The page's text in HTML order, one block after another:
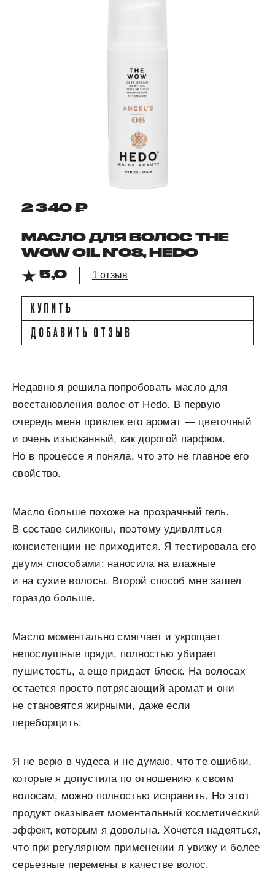
2 340 ₽
МАСЛО ДЛЯ ВОЛОС THE
WOW OIL N'08, HEDO
5,0
1 отзыв
КУПИТЬ
ДОБАВИТЬ ОТЗЫВ
Недавно я решила попробовать масло для
восстановления волос от Hedo. В первую
очередь меня привлек его аромат — цветочный
и очень изысканный, как дорогой парфюм.
Но в процессе я поняла, что это не главное его
свойство.
Масло больше похоже на прозрачный гель.
В составе силиконы, поэтому удивляться
консистенции не приходится. Я тестировала его
двумя способами: наносила на влажные
и на сухие волосы. Второй способ мне зашел
гораздо больше.
Масло моментально смягчает и укрощает
непослушные пряди, полностью убирает
пушистость, а еще придает блеск. На волосах
остается просто потрясающий аромат и они
не становятся жирными, даже если
переборщить.
Я не верю в чудеса и не думаю, что те ошибки,
которые я допустила по отношению к своим
волосам, можно полностью исправить. Но этот
продукт оказывает моментальный косметический
эффект, которым я довольна. Хочется надеяться,
что при регулярном применении я увижу и более
серьезные перемены в качестве волос.